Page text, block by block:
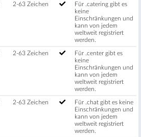
2-63 Zeichen
Für .catering gibt es
keine
Einschränkungen und
kann von jedem
weltweit registriert
werden.
2-63 Zeichen
Für .center gibt es
keine
Einschränkungen und
kann von jedem
weltweit registriert
werden.
2-63 Zeichen
Für .chat gibt es keine
Einschränkungen und
kann von jedem
weltweit registriert
werden.